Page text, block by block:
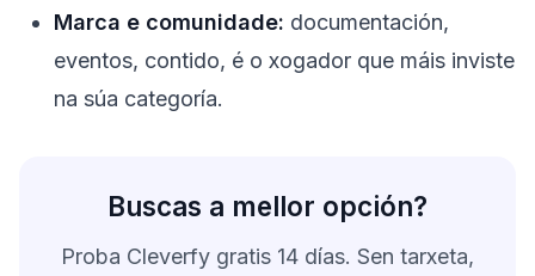
Marca e comunidade: documentación,
eventos, contido, é o xogador que máis inviste
na súa categoría.
Buscas a mellor opción?
Proba Cleverfy gratis 14 días. Sen tarxeta,